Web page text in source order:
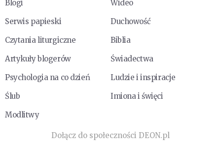
Blogi
Wideo
Serwis papieski
Duchowość
Czytania liturgiczne
Biblia
Artykuły blogerów
Świadectwa
Psychologia na co dzień
Ludzie i inspiracje
Ślub
Imiona i święci
Modlitwy
Dołącz do społeczności DEON.pl